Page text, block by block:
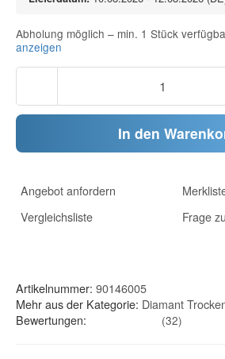
Abholung möglich – min. 1 Stück
anzeigen
In den
Angebot anfordern
Vergleichsliste
Frage
Artikelnummer: 90146005
Mehr aus der Kategorie: Diamant
Bewertungen:
(32)